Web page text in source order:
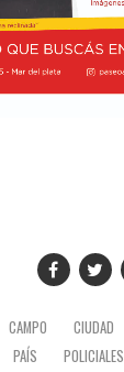
CAMPO CIUDAD
PAÍS POLICIALES